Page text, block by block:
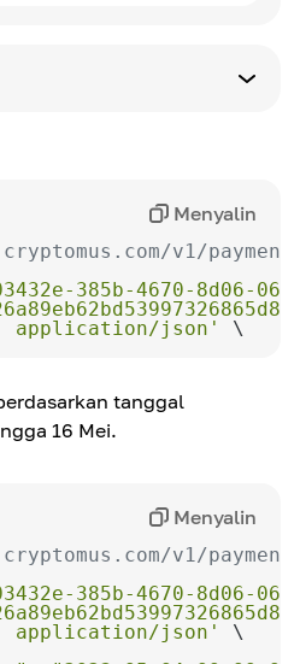
v1/
385b-4670-8d06-
application/json'
Menyalin
tanggal
16 Mei.
v1/
385b-4670-8d06-
application/json'
Menyalin